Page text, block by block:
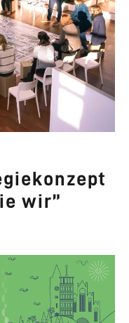
wir”